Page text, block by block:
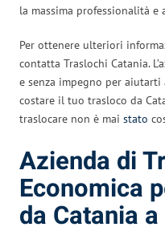
la massima professionalità
Per ottenere ulteriori
contatta Traslochi Catania.
e senza impegno per
costare il tuo trasloco da
traslocare non è mai stato
Azienda di
Economica
da Catania